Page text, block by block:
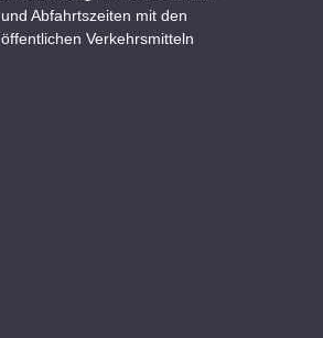
und Abfahrtszeiten mit den
öffentlichen Verkehrsmitteln